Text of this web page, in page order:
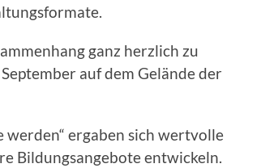
ganz herzlich zu
auf dem Gelände der
werden“ ergaben sich wertvolle
Bildungsangebote entwickeln.